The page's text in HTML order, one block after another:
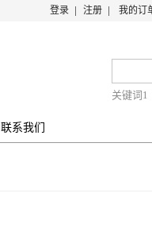
我的订
登录 注册
关键词1
联系我们